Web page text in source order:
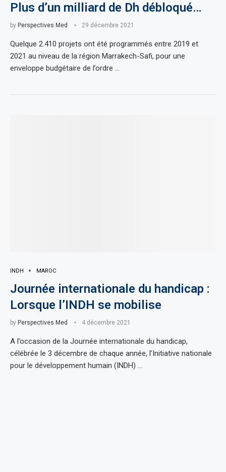
Plus d’un milliard de Dh débloqué…
by Perspectives Med 29 décembre 2021
Quelque 2.410 projets ont été programmés entre 2019 et
2021 au niveau de la région Marrakech-Safi, pour une
enveloppe budgétaire de l’ordre …
INDH MAROC
Journée internationale du handicap :
Lorsque l’INDH se mobilise
by Perspectives Med 4 décembre 2021
A l’occasion de la Journée internationale du handicap,
célébrée le 3 décembre de chaque année, l’Initiative nationale
pour le développement humain (INDH) …